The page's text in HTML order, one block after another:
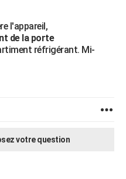
l'appareil,
de la porte
réfrigérant. Mi-
votre question